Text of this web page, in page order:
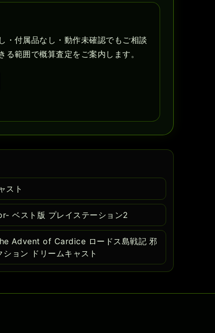
・付属品なし・動作未確認でもご相談
範囲で概算査定をご案内します。
スト
ベスト版 プレイステーション2
Advent of Cardice ロードス島戦記 邪
ョン ドリームキャスト